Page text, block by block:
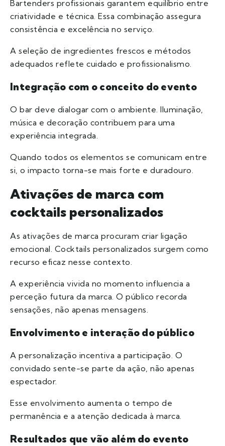
Bartenders profissionais garantem equilíbrio entre
criatividade e técnica. Essa combinação assegura
consistência e excelência no serviço.
A seleção de ingredientes frescos e métodos
adequados reflete cuidado e profissionalismo.
Integração com o conceito do evento
O bar deve dialogar com o ambiente. Iluminação,
música e decoração contribuem para uma
experiência integrada.
Quando todos os elementos se comunicam entre
si, o impacto torna-se mais forte e duradouro.
Ativações de marca com
cocktails personalizados
As ativações de marca procuram criar ligação
emocional. Cocktails personalizados surgem como
recurso eficaz nesse contexto.
A experiência vivida no momento influencia a
perceção futura da marca. O público recorda
sensações, não apenas mensagens.
Envolvimento e interação do público
A personalização incentiva a participação. O
convidado sente-se parte da ação, não apenas
espectador.
Esse envolvimento aumenta o tempo de
permanência e a atenção dedicada à marca.
Resultados que vão além do evento